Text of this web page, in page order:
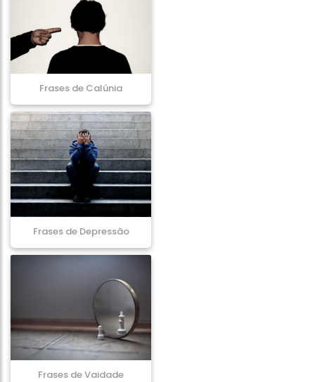
Frases de Calúnia
Frases de Depressão
Frases de Vaidade